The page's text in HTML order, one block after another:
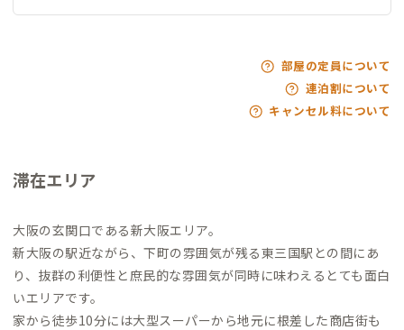
部屋の定員について
連泊割について
キャンセル料について
滞在エリア
大阪の玄関口である新大阪エリア。
新大阪の駅近ながら、下町の雰囲気が残る東三国駅との間にあ
り、抜群の利便性と庶民的な雰囲気が同時に味わえるとても面白
いエリアです。
家から徒歩10分には大型スーパーから地元に根差した商店街も